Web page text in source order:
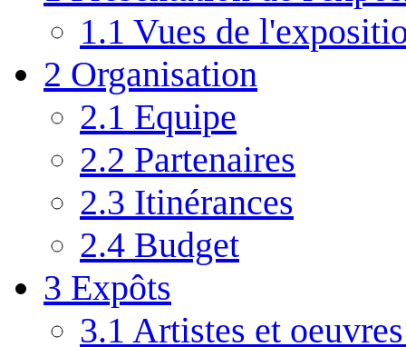
1.1 Vues de
2 Organisation
2.1 Equipe
2.2 Partenaires
2.3 Itinérances
2.4 Budget
3 Expôts
3.1 Artistes et